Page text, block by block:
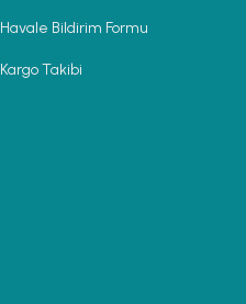
Havale Bildirim Formu
Kargo Takibi